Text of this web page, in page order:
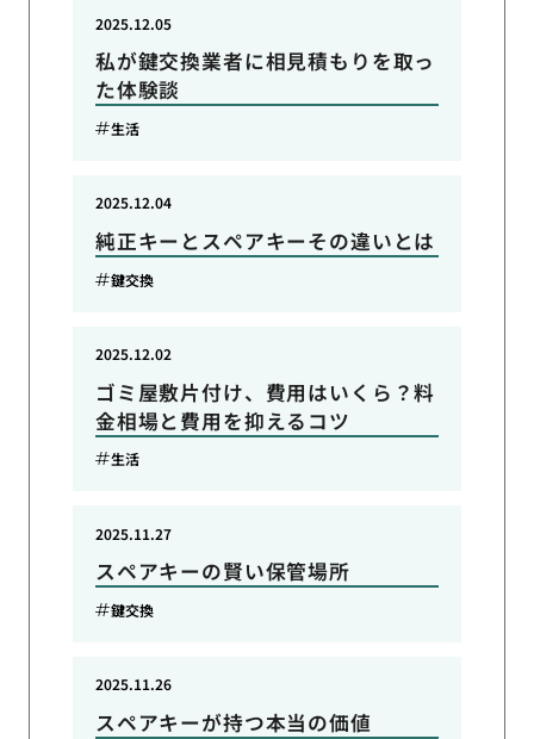
私が鍵交換業者に相見積もりを取っ
た体験談
2025.12.05
生活
純正キーとスペアキーその違いとは
2025.12.04
鍵交換
ゴミ屋敷片付け、費用はいくら？料
金相場と費用を抑えるコツ
2025.12.02
生活
スペアキーの賢い保管場所
2025.11.27
鍵交換
スペアキーが持つ本当の価値
2025.11.26